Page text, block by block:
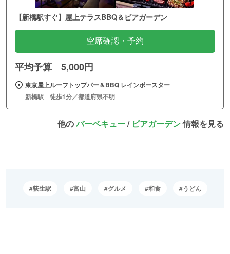
【新橋駅すぐ】屋上テラスBBQ＆ビアガーデン
空席確認・予約
平均予算 5,000円
東京屋上ルーフトップバー＆BBQ レインボースター
新橋駅 徒歩1分／都道府県不明
他のバーベキュー/ ビアガーデン情報を見る
荻生駅 富山 グルメ 和食 うどん